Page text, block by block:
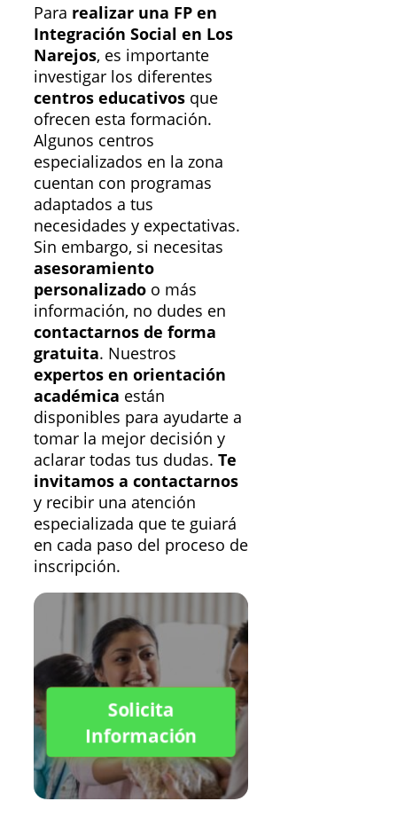
Para realizar una FP en
Integración Social en Los
Narejos, es importante
investigar los diferentes
centros educativos que
ofrecen esta formación.
Algunos centros
especializados en la zona
cuentan con programas
adaptados a tus
necesidades y expectativas.
Sin embargo, si necesitas
asesoramiento
personalizado o más
información, no dudes en
contactarnos de forma
gratuita. Nuestros
expertos en orientación
académica están
disponibles para ayudarte a
tomar la mejor decisión y
aclarar todas tus dudas. Te
invitamos a contactarnos
y recibir una atención
especializada que te guiará
en cada paso del proceso de
inscripción.
Solicita
Información